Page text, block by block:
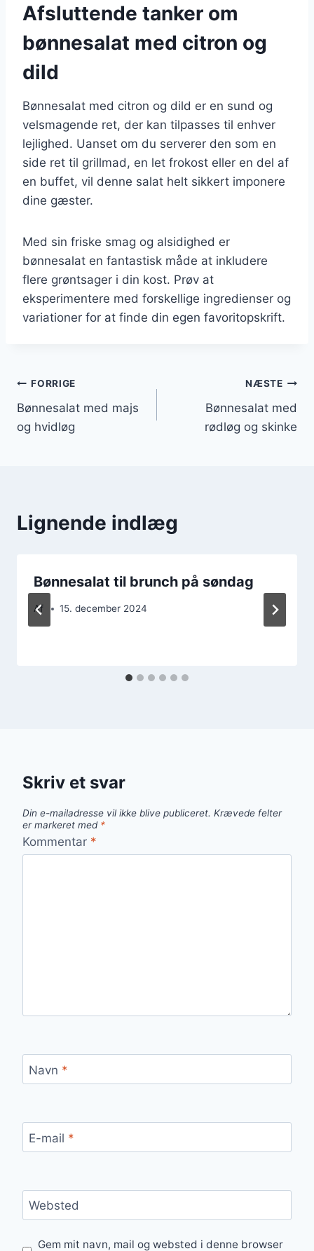
Afsluttende tanker om
bønnesalat med citron og
dild
Bønnesalat med citron og dild er en sund og
velsmagende ret, der kan tilpasses til enhver
lejlighed. Uanset om du serverer den som en
side ret til grillmad, en let frokost eller en del af
en buffet, vil denne salat helt sikkert imponere
dine gæster.
Med sin friske smag og alsidighed er
bønnesalat en fantastisk måde at inkludere
flere grøntsager i din kost. Prøv at
eksperimentere med forskellige ingredienser og
variationer for at finde din egen favoritopskrift.
Indlægsnavigation
FORRIGE
Bønnesalat med majs
og hvidløg
NÆSTE
Bønnesalat med
rødløg og skinke
Lignende indlæg
Bønnesalat til brunch på søndag
Af 15. december 2024
Skriv et svar
Din e-mailadresse vil ikke blive publiceret. Krævede felter
er markeret med *
Kommentar *
Navn *
E-mail *
Websted
Gem mit navn, mail og websted i denne browser